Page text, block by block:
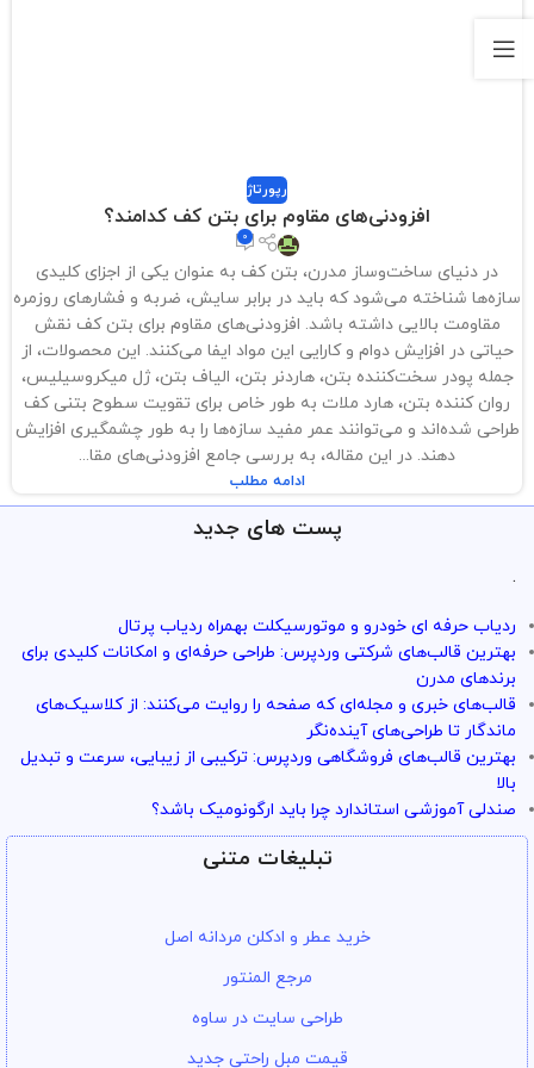
رپورتاژ
افزودنی‌های مقاوم برای بتن کف کدامند؟
0
در دنیای ساخت‌وساز مدرن، بتن کف به عنوان یکی از اجزای کلیدی
سازه‌ها شناخته می‌شود که باید در برابر سایش، ضربه و فشارهای روزمره
مقاومت بالایی داشته باشد. افزودنی‌های مقاوم برای بتن کف نقش
حیاتی در افزایش دوام و کارایی این مواد ایفا می‌کنند. این محصولات، از
جمله پودر سخت‌کننده بتن، هاردنر بتن، الیاف بتن، ژل میکروسیلیس،
روان کننده بتن، هارد ملات به طور خاص برای تقویت سطوح بتنی کف
طراحی شده‌اند و می‌توانند عمر مفید سازه‌ها را به طور چشمگیری افزایش
دهند. در این مقاله، به بررسی جامع افزودنی‌های مقا...
ادامه مطلب
پست های جدید
.
ردیاب حرفه ای خودرو و موتورسیکلت بهمراه ردیاب پرتال
بهترین قالب‌های شرکتی وردپرس: طراحی حرفه‌ای و امکانات کلیدی برای
برندهای مدرن
قالب‌های خبری و مجله‌ای که صفحه را روایت می‌کنند: از کلاسیک‌های
ماندگار تا طراحی‌های آینده‌نگر
بهترین قالب‌های فروشگاهی وردپرس: ترکیبی از زیبایی، سرعت و تبدیل
بالا
صندلی آموزشی استاندارد چرا باید ارگونومیک باشد؟
تبلیغات متنی
خرید عطر و ادکلن مردانه اصل
مرجع المنتور
طراحی سایت در ساوه
قیمت مبل راحتی جدید